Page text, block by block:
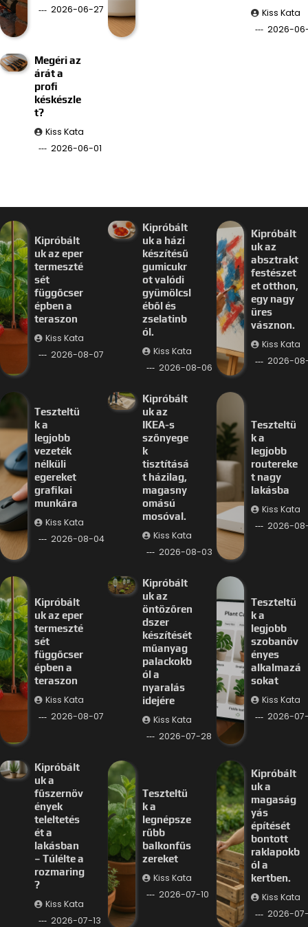
2026-06-27
Kiss Kata
2026-
Megéri az
árát a
profi
késkészle
t?
Kiss Kata
2026-06-01
Kipróbált
uk az eper
termeszté
sét
függőcser
épben a
teraszon
Kiss Kata
2026-08-07
Kipróbált
uk a házi
készítésű
gumicukr
ot valódi
gyümölcsl
éből és
zselatinb
ól.
Kiss Kata
2026-08-06
Kipróbált
uk az
absztrakt
festészet
et otthon,
egy nagy
üres
vásznon.
Kiss Kata
2026-
Teszteltü
k a
legjobb
vezeték
nélküli
egereket
grafikai
munkára
Kiss Kata
2026-08-04
Kipróbált
uk az
IKEA-s
szőnyege
k
tisztításá
t házilag,
magasny
omású
mosóval.
Kiss Kata
2026-08-03
Teszteltü
k a
legjobb
routereke
t nagy
lakásba
Kiss Kata
2026-
Kipróbált
uk az eper
termeszté
sét
függőcser
épben a
teraszon
Kiss Kata
2026-08-07
Kipróbált
uk az
öntözőren
dszer
készítését
műanyag
palackokb
ól a
nyaralás
idejére
Kiss Kata
2026-07-28
Teszteltü
k a
legjobb
szobanöv
ényes
alkalmazá
sokat
Kiss Kata
2026-
Kipróbált
uk a
fűszernöv
ények
teleltetés
ét a
lakásban
– Túlélte a
rozmaring
?
Kiss Kata
2026-07-13
Teszteltü
k a
legnépsze
rűbb
balkonfűs
zereket
Kiss Kata
2026-07-10
Kipróbált
uk a
magaság
yás
építését
bontott
raklapokb
ól a
kertben.
Kiss Kata
2026-